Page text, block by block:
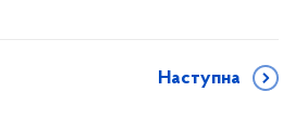
Наступна